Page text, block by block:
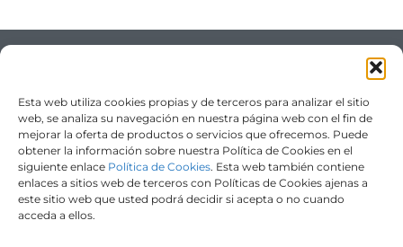
Esta web utiliza cookies propias y de terceros para analizar el sitio
web, se analiza su navegación en nuestra página web con el fin de
mejorar la oferta de productos o servicios que ofrecemos. Puede
obtener la información sobre nuestra Política de Cookies en el
siguiente enlace Política de Cookies. Esta web también contiene
enlaces a sitios web de terceros con Políticas de Cookies ajenas a
este sitio web que usted podrá decidir si acepta o no cuando
acceda a ellos.
dentalella@gmail.com +34 675515102
Clínica dental a Alella, especialitzada en tractaments dentals